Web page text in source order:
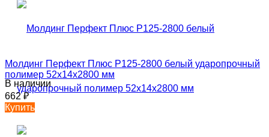
Молдинг Перфект Плюс P125-2800 белый ударопрочный
полимер 52х14х2800 мм
В наличии
662₽
Купить